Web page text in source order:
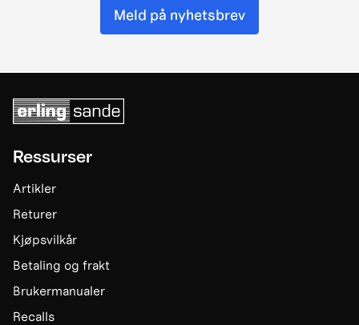
Meld på nyhetsbrev
Ressurser
Artikler
Returer
Kjøpsvilkår
Betaling og frakt
Brukermanualer
Recalls